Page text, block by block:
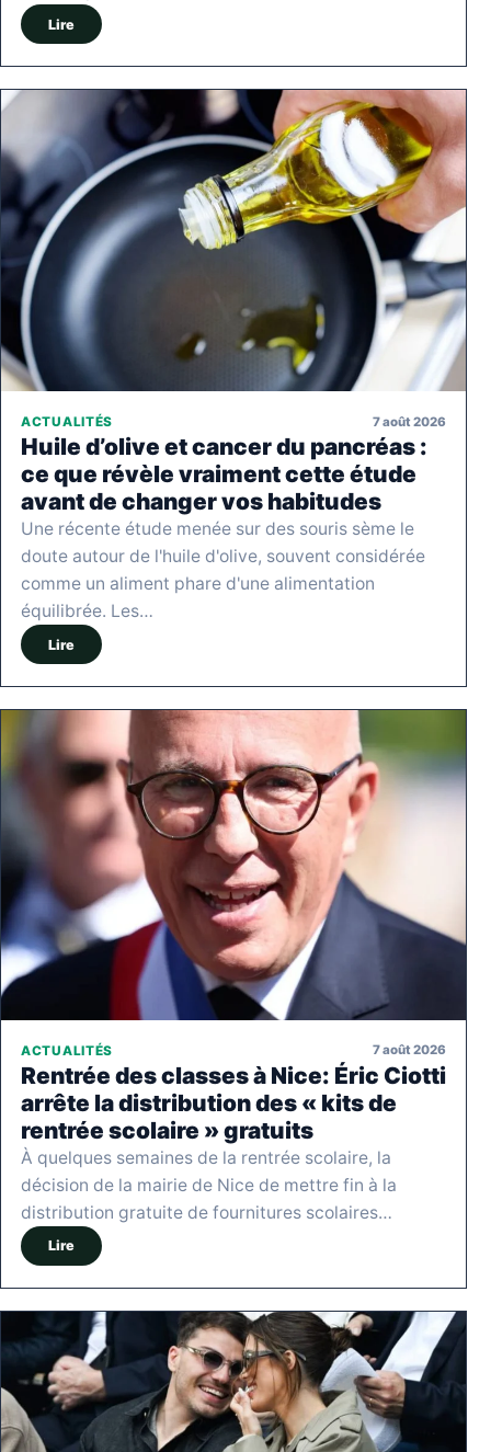
Lire
ACTUALITÉS 7 août 2026
Huile d’olive et cancer du pancréas :
ce que révèle vraiment cette étude
avant de changer vos habitudes
Une récente étude menée sur des souris sème le
doute autour de l'huile d'olive, souvent considérée
comme un aliment phare d'une alimentation
équilibrée. Les…
Lire
ACTUALITÉS 7 août 2026
Rentrée des classes à Nice: Éric Ciotti
arrête la distribution des « kits de
rentrée scolaire » gratuits
À quelques semaines de la rentrée scolaire, la
décision de la mairie de Nice de mettre fin à la
distribution gratuite de fournitures scolaires…
Lire